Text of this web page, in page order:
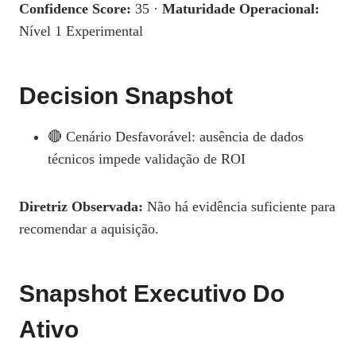
Confidence Score: 35 · Maturidade Operacional:
Nível 1 Experimental
Decision Snapshot
🔴 Cenário Desfavorável: ausência de dados
técnicos impede validação de ROI
Diretriz Observada: Não há evidência suficiente para
recomendar a aquisição.
Snapshot Executivo Do
Ativo